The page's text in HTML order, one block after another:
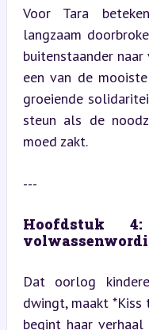
Voor Tara
langzaam
buitenstaander
een van de
groeiende
steun als de
moed zakt.
---
Hoofdstuk
Dat oorlog
dwingt, maakt *Kiss
begint haar